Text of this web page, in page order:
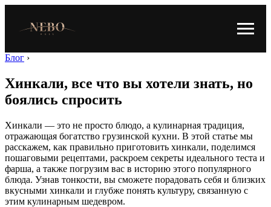
Блог ›
Хинкали, все что вы хотели знать, но
боялись спросить
Хинкали — это не просто блюдо, а кулинарная традиция,
отражающая богатство грузинской кухни. В этой статье мы
расскажем, как правильно приготовить хинкали, поделимся
пошаговыми рецептами, раскроем секреты идеального теста и
фарша, а также погрузим вас в историю этого популярного
блюда. Узнав тонкости, вы сможете порадовать себя и близких
вкусными хинкали и глубже понять культуру, связанную с
этим кулинарным шедевром.